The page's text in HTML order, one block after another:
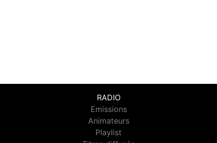
RADIO
Emissions
Animateurs
Playlist